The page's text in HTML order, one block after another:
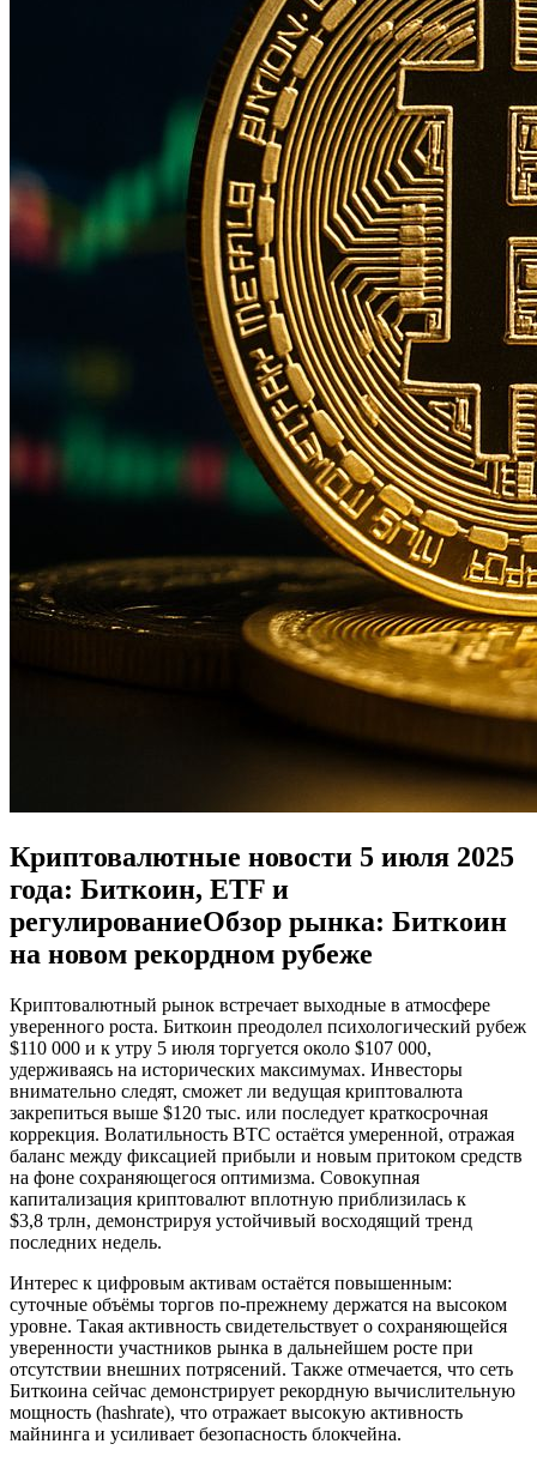
Криптовалютные новости 5 июля 2025
года: Биткоин, ETF и
регулированиеОбзор рынка: Биткоин
на новом рекордном рубеже
Криптовалютный рынок встречает выходные в атмосфере
уверенного роста. Биткоин преодолел психологический рубеж
$110 000 и к утру 5 июля торгуется около $107 000,
удерживаясь на исторических максимумах. Инвесторы
внимательно следят, сможет ли ведущая криптовалюта
закрепиться выше $120 тыс. или последует краткосрочная
коррекция. Волатильность BTC остаётся умеренной, отражая
баланс между фиксацией прибыли и новым притоком средств
на фоне сохраняющегося оптимизма. Совокупная
капитализация криптовалют вплотную приблизилась к
$3,8 трлн, демонстрируя устойчивый восходящий тренд
последних недель.
Интерес к цифровым активам остаётся повышенным:
суточные объёмы торгов по-прежнему держатся на высоком
уровне. Такая активность свидетельствует о сохраняющейся
уверенности участников рынка в дальнейшем росте при
отсутствии внешних потрясений. Также отмечается, что сеть
Биткоина сейчас демонстрирует рекордную вычислительную
мощность (hashrate), что отражает высокую активность
майнинга и усиливает безопасность блокчейна.